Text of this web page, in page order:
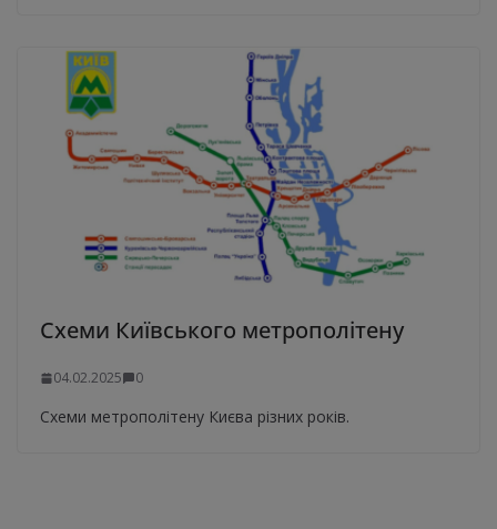
Схеми Київського метрополітену
04.02.2025 0
Схеми метрополітену Києва різних років.